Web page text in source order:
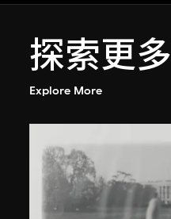
探索更多
Explore More